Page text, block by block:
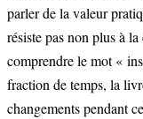
parler de la valeur
résiste pas non plus à
comprendre le mot «
fraction de temps, la
changements pendant